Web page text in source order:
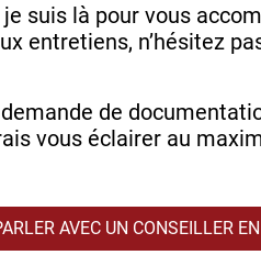
suis là pour vous
entretiens, n’hésitez
de
vous éclairer au
AVEC UN CONSEILLER